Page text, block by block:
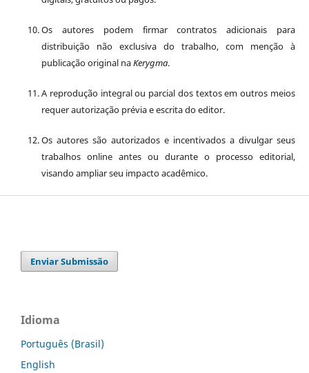
Os autores podem firmar contratos adicionais para
distribuição não exclusiva do trabalho, com menção à
publicação original naKerygma.
A reprodução integral ou parcial dos textos em outros meios
requer autorização prévia e escrita do editor.
Os autores são autorizados e incentivados a divulgar seus
trabalhos online antes ou durante o processo editorial,
visando ampliar seu impacto acadêmico.
Enviar Submissão
Idioma
Português (Brasil)
English